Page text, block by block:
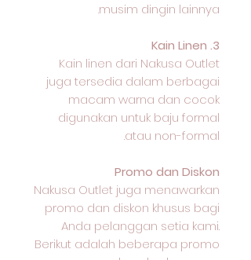
musim dingin lainnya.
3. Kain Linen
Kain linen dari Nakusa Outlet
juga tersedia dalam berbagai
macam warna dan cocok
digunakan untuk baju formal
atau non-formal.
Promo dan Diskon
Nakusa Outlet juga menawarkan
promo dan diskon khusus bagi
Anda pelanggan setia kami.
Berikut adalah beberapa promo